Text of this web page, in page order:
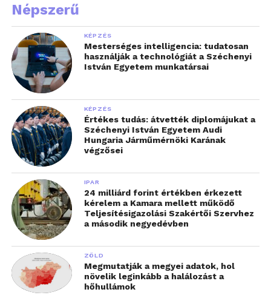
Népszerű
KÉPZÉS
Mesterséges intelligencia: tudatosan
használják a technológiát a Széchenyi
István Egyetem munkatársai
KÉPZÉS
Értékes tudás: átvették diplomájukat a
Széchenyi István Egyetem Audi
Hungaria Járműmérnöki Karának
végzősei
IPAR
24 milliárd forint értékben érkezett
kérelem a Kamara mellett működő
Teljesítésigazolási Szakértői Szervhez
a második negyedévben
ZÖLD
Megmutatják a megyei adatok, hol
növelik leginkább a halálozást a
hőhullámok